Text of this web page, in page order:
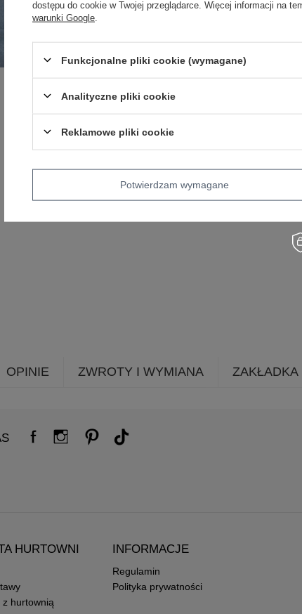
OPINIE ZWROTY I WYMIANA ZAKŁADKA
HURTOWNI
z hurtownią
INFORMACJE
Regulamin
Polityka prywatności
dostępu do cookie w Twojej przeglądarce. Więcej informacji na
warunki Google
Funkcjonalne pliki cookie (wymagane)
Analityczne pliki cookie
Reklamowe pliki cookie
Potwierdzam wymagane